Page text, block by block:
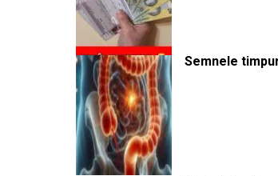
Semnele